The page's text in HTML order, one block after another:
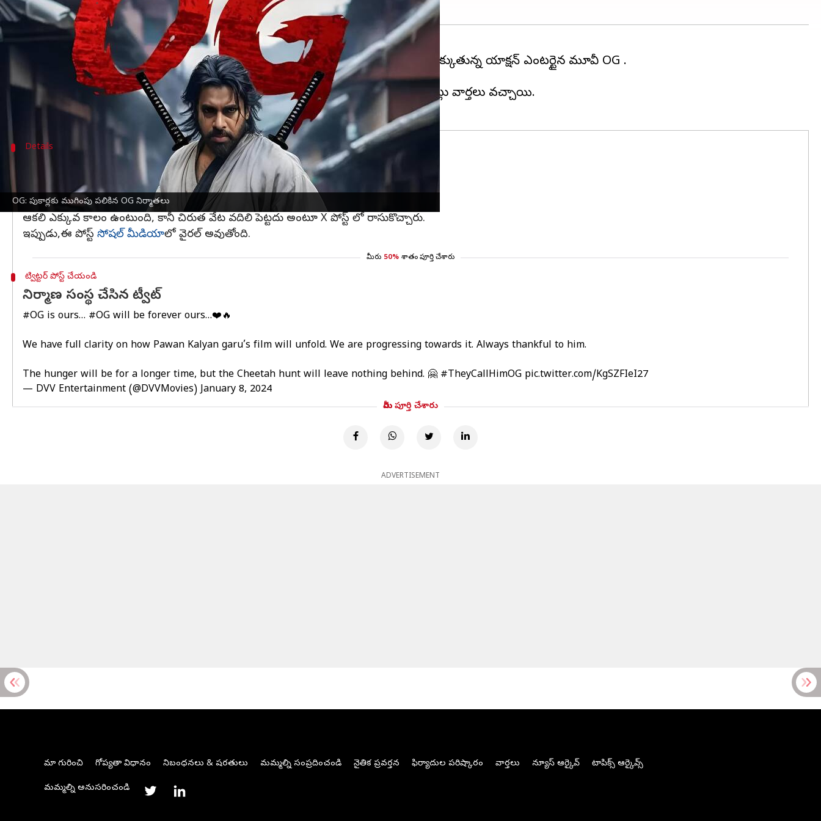
OG: పుకార్లకు ముగింపు పలికిన OG నిర్మాతలు
వ్రాసిన వారు Sirish Praharaju Jan 08, 2024 04:26 pm
ఈ వార్తాకథనం ఏంటి
పవర్ స్టార్ పవన్ కళ్యాణ్, ప్రియాంక అరుల్ మోహన్ కథానాయికగా సుజీత్ దర్శకత్వం లో తెరకెక్కుతున్న యాక్షన్ ఎంటర్టైనర్ మూవీ OG .
ఈ సినిమాకి సంబందించిన ఓ వార్త నిన్నటి నుండి సోషల్ మీడియాలో వైరల్ అవుతోంది.
OG ని నిర్మిస్తున్న DVV ఎంటర్‌టైన్‌మెంట్ కాకుండా ఈ సినిమాను వేరే ప్రొడక్షన్ హౌస్ కి ఇచ్చినట్లు వార్తలు వచ్చాయి.
Details
పోస్ట్ సోషల్ మీడియాలో వైరల్
ఓజీ ఎప్పటికీ తమదేనని పవన్ కళ్యాణ్ సినిమా గురించి తమకు పూర్తి క్లారిటీ ఉందని తెలిపారు.
ఈ సందర్భంగా పవన్ కళ్యాణ్ కి కృతజ్ఞతలు తెలిపారు.
ఆకలి ఎక్కువ కాలం ఉంటుంది, కానీ చిరుత వేట వదిలి పెట్టదు అంటూ X పోస్ట్ లో రాసుకొచ్చారు.
ఇప్పుడు,ఈ పోస్ట్ సోషల్ మీడియాలో వైరల్ అవుతోంది.
మీరు 50% శాతం పూర్తి చేశారు
ట్విట్టర్ పోస్ట్ చేయండి
నిర్మాణ సంస్థ చేసిన ట్వీట్
#OG is ours… #OG will be forever ours…❤️🔥
We have full clarity on how Pawan Kalyan garu’s film will unfold. We are progressing towards it. Always thankful to him.
The hunger will be for a longer time, but the Cheetah hunt will leave nothing behind. 🤗 #TheyCallHimOG pic.twitter.com/KgSZFIeI27
— DVV Entertainment (@DVVMovies)January 8, 2024
మీరు పూర్తి చేశారు
ADVERTISEMENT
మా గురించి గోప్యతా విధానం నిబంధనలు & షరతులు మమ్మల్ని సంప్రదించండి నైతిక ప్రవర్తన ఫిర్యాదుల పరిష్కారం వార్తలు న్యూస్ ఆర్కైవ్ టాపిక్స్ ఆర్కైవ్స్
మమ్మల్ని అనుసరించండి